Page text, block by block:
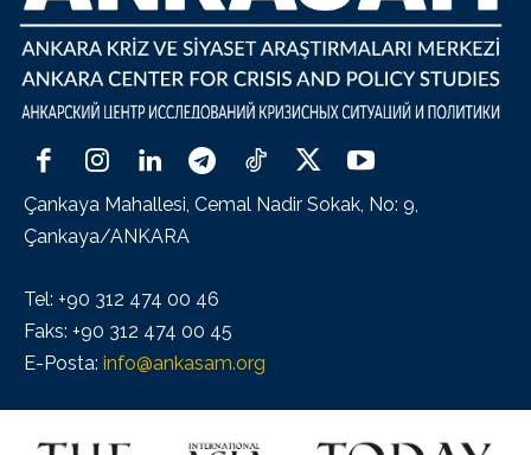
Çankaya Mahallesi, Cemal Nadir Sokak, No: 9,
Çankaya/ANKARA
Tel: +90 312 474 00 46
Faks: +90 312 474 00 45
E-Posta: info@ankasam.org